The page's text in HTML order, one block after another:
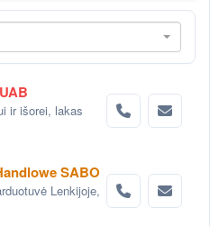
ir išorei, lakas
SABO
Lenkijoje,